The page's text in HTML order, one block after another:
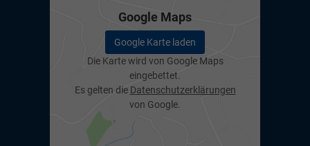
Google Maps
Google Karte laden
Die Karte wird von Google Maps
eingebettet.
Es gelten die Datenschutzerklärungen
von Google.